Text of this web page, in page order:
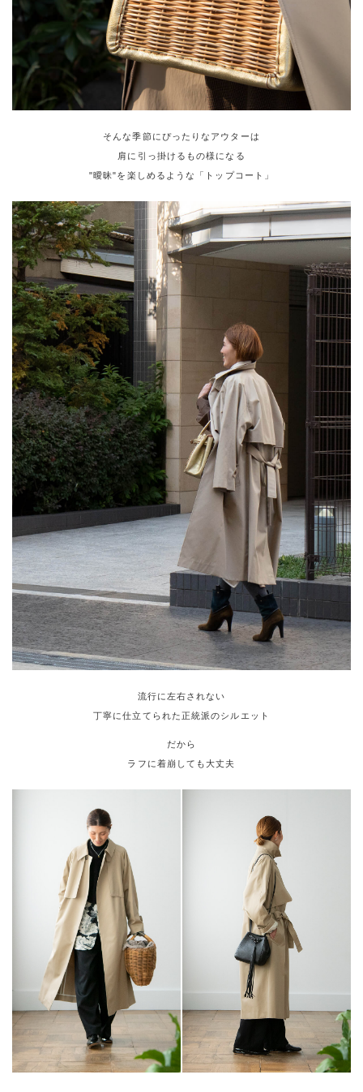
そんな季節にぴったりなアウターは
肩に引っ掛けるもの様になる
"曖昧"を楽しめるような「トップコート」
流行に左右されない
丁寧に仕立てられた正統派のシルエット
だから
ラフに着崩しても大丈夫